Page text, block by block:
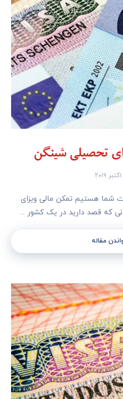
تحصیلی شینگن
شما هستیم تمکن مالی ویزای
که قصد دارید در یک کشور ...
مقاله